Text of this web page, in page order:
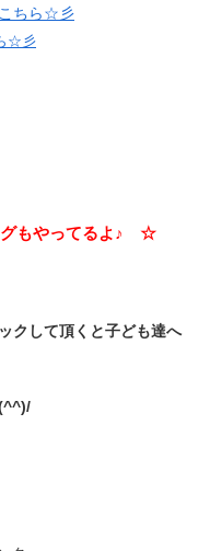
ちら☆彡
☆彡
もやってるよ♪ ☆
クして頂くと子ども達へ